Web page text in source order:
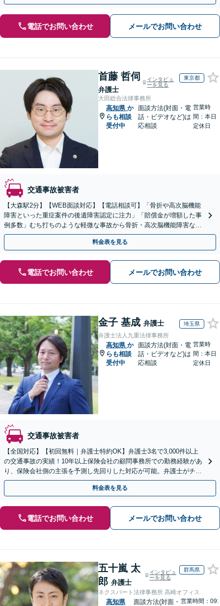
電話でお問い合わせ メールでお問い合わせ
首藤 哲伺
弁護士
インタビュ
ーを見る
東京都
大田総合法律事務所
高知県 か
らも相談
受付中
面談方法(対面・電
話・ビデオなど)は
応相談
営業時
間：本日
定休日
交通事故被害者
【大森駅2分】【WEB面談対応】【電話相談可】「骨折や高次脳機能
障害といった重症案件の後遺障害認定に注力」「賠償金が増額した事
例多数」むち打ちのような軽微な事故から骨折・高次脳機能障害など
の重症事故まで、事故の規模に関わらず対応いたします
料金表を見る
電話でお問い合わせ メールでお問い合わせ
金子 基成 弁護士 埼玉県
弁護士法人九重法律事務所
高知県 か
らも相談
受付中
面談方法(対面・電
話・ビデオなど)は
応相談
営業時
間：本日
定休日
交通事故被害者
【全国対応】【初回無料｜弁護士特約OK】弁護士3名で3,000件以上
の交通事故の実績！10年以上保険会社の顧問事務所での勤務経験があ
り、保険会社側の主張を予測し先回りした対応が可能。弁護士がチー
ムとなり示談交渉、休業損害、後遺障害等に対応。
料金表を見る
電話でお問い合わせ メールでお問い合わせ
五十嵐 太
郎 弁護士
インタビュ
ーを見る
群馬県
ネクスパート法律事務所 高崎オフィス
高知県
面談方法(対面・ 営業時間：09: